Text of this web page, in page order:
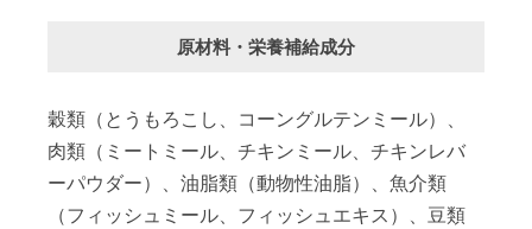
原材料・栄養補給成分
穀類（とうもろこし、コーングルテンミール）、
肉類（ミートミール、チキンミール、チキンレバ
ーパウダー）、油脂類（動物性油脂）、魚介類
（フィッシュミール、フィッシュエキス）、豆類